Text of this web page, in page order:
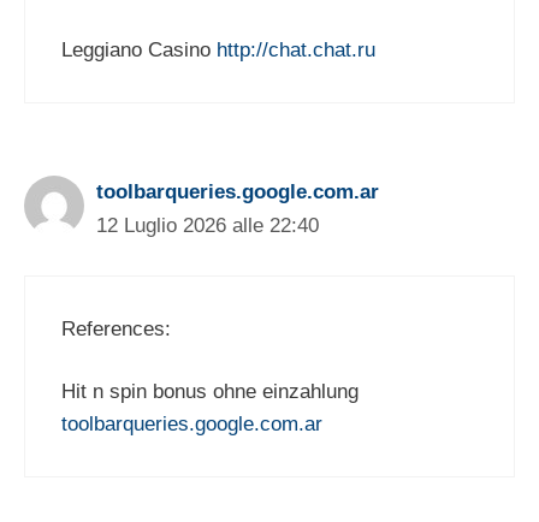
Leggiano Casino http://chat.chat.ru
toolbarqueries.google.com.ar
12 Luglio 2026 alle 22:40
References:
Hit n spin bonus ohne einzahlung
toolbarqueries.google.com.ar